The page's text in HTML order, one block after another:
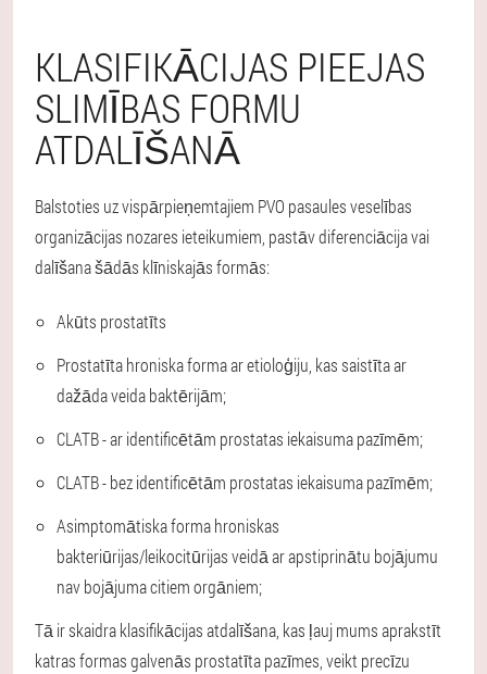
KLASIFIKĀCIJAS PIEEJAS
SLIMĪBAS FORMU
ATDALĪŠANĀ
Balstoties uz vispārpieņemtajiem PVO pasaules veselības
organizācijas nozares ieteikumiem, pastāv diferenciācija vai
dalīšana šādās klīniskajās formās:
Akūts prostatīts
Prostatīta hroniska forma ar etioloģiju, kas saistīta ar
dažāda veida baktērijām;
CLATB - ar identificētām prostatas iekaisuma pazīmēm;
CLATB - bez identificētām prostatas iekaisuma pazīmēm;
Asimptomātiska forma hroniskas
bakteriūrijas/leikocitūrijas veidā ar apstiprinātu bojājumu
nav bojājuma citiem orgāniem;
Tā ir skaidra klasifikācijas atdalīšana, kas ļauj mums aprakstīt
katras formas galvenās prostatīta pazīmes, veikt precīzu